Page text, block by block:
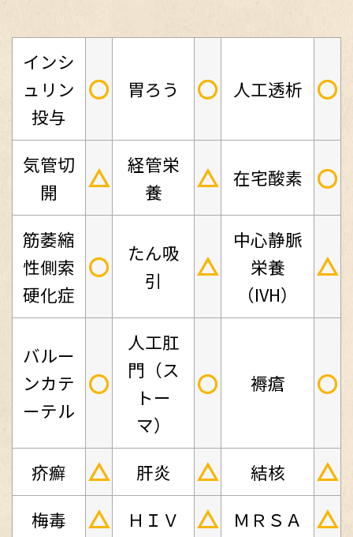
インシ
ュリン
投与
○ 胃ろう ○ 人工透析 ○
気管切
開
△
経管栄
養
△ 在宅酸素 ○
筋萎縮
性側索
硬化症
○
たん吸
引
△
中心静脈
栄養
（IVH）
△
バルー
ンカテ
ーテル
○
人工肛
門（ス
トー
マ）
○ 褥瘡 ○
疥癬 △ 肝炎 △ 結核 △
梅毒 △ ＨＩＶ △ ＭＲＳＡ △